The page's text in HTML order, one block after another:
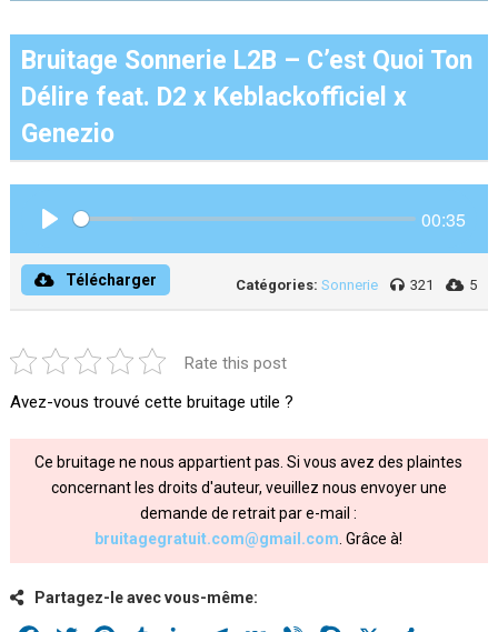
Bruitage Sonnerie L2B – C’est Quoi Ton
Délire feat. D2 x Keblackofficiel x
Genezio
00:35
Télécharger Catégories: Sonnerie 321 5
Rate this post
Avez-vous trouvé cette bruitage utile ?
Ce bruitage ne nous appartient pas. Si vous avez des plaintes
concernant les droits d'auteur, veuillez nous envoyer une
demande de retrait par e-mail :
bruitagegratuit.com@gmail.com . Grâce à!
Partagez-le avec vous-même: